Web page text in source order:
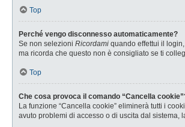
Top
Perché vengo disconnesso automaticamente?
Se non selezioni Ricordami quando effettui il
ma ricorda che questo non è consigliato se ti
Top
Che cosa provoca il comando “Cancella
La funzione “Cancella cookie” eliminerà tutti i
avuto problemi di accesso o di uscita dal